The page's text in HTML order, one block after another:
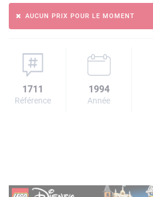
AUCUN PRIX POUR LE MOMENT
1711
Référence
1994
Année